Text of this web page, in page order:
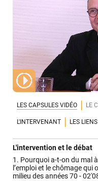
LES CAPSULES VIDÉO LE
L'INTERVENANT LES LIENS
L'intervention et le débat
1. Pourquoi a-t-on du mal
l’emploi et le chômage
milieu des années 70 -